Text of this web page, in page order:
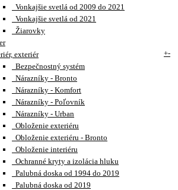
Vonkajšie svetlá od 2009 do 2021
Vonkajšie svetlá od 2021
Žiarovky
exteriér
+-
Bezpečnostný systém
Nárazníky - Bronto
Nárazníky - Komfort
Nárazníky - Poľovník
Nárazníky - Urban
Obloženie exteriéru
Obloženie exteriéru - Bronto
Obloženie interiéru
Ochranné kryty a izolácia hluku
Palubná doska od 1994 do 2019
Palubná doska od 2019